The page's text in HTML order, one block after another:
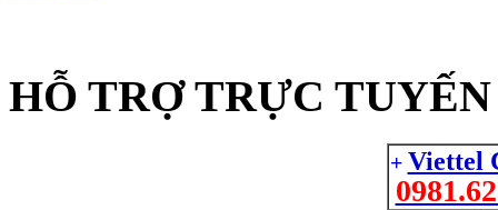
HỖ TRỢ TRỰC TUYẾN
+ Viettel